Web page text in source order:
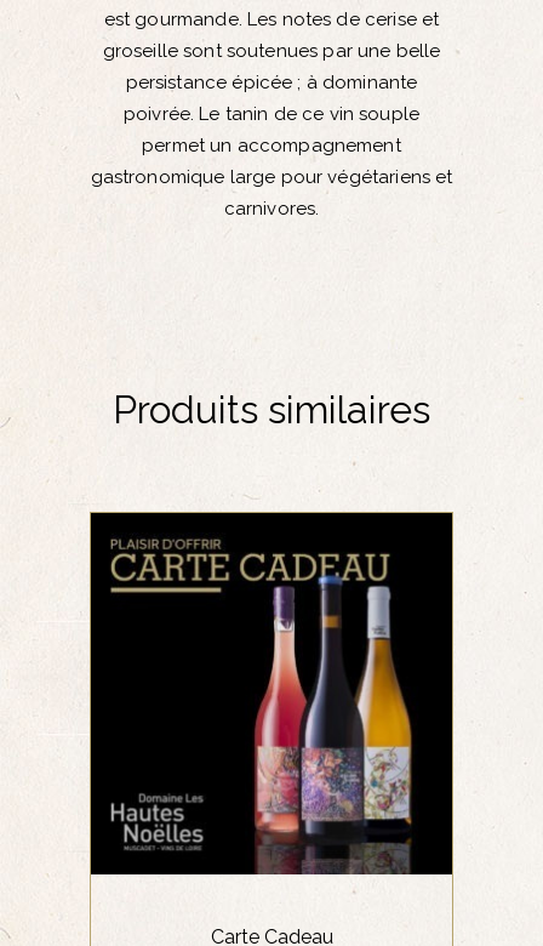
est gourmande. Les notes de cerise et
groseille sont soutenues par une belle
persistance épicée ; à dominante
poivrée. Le tanin de ce vin souple
permet un accompagnement
gastronomique large pour végétariens et
carnivores.
Produits similaires
BLANC,MUSCADET & GROS PLANT
VIN DE MACÉRATION
VINS EFFERVESCENTS
VINS
MOELLEUX
Parce que nous avons tous des goûts
différents, la carte cadeau Les Hautes
Noëlles vous permet d’offrir un
moment de plaisir à vos proches,
famille ou amis. Qu’ils préférent le
rouge, le blanc, le rosé, les bulles ou
Carte Cadeau